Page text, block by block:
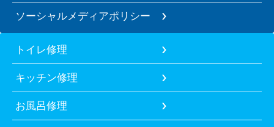
ソーシャルメディアポリシー
トイレ修理
キッチン修理
お風呂修理